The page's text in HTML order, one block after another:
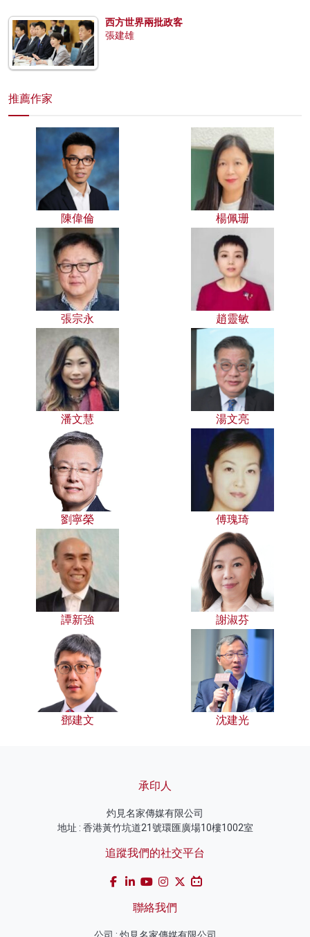
西方世界兩批政客
張建雄
推薦作家
陳偉倫 楊佩珊
張宗永 趙靈敏
潘文慧 湯文亮
劉寧榮 傅瑰琦
譚新強 謝淑芬
鄧建文 沈建光
承印人
灼見名家傳媒有限公司
地址 : 香港黃竹坑道21號環匯廣場10樓1002室
追蹤我們的社交平台
聯絡我們
公司 : 灼見名家傳媒有限公司